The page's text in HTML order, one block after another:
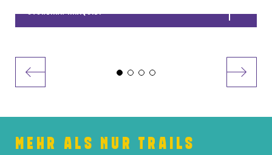
MEHR ALS NUR TRAILS